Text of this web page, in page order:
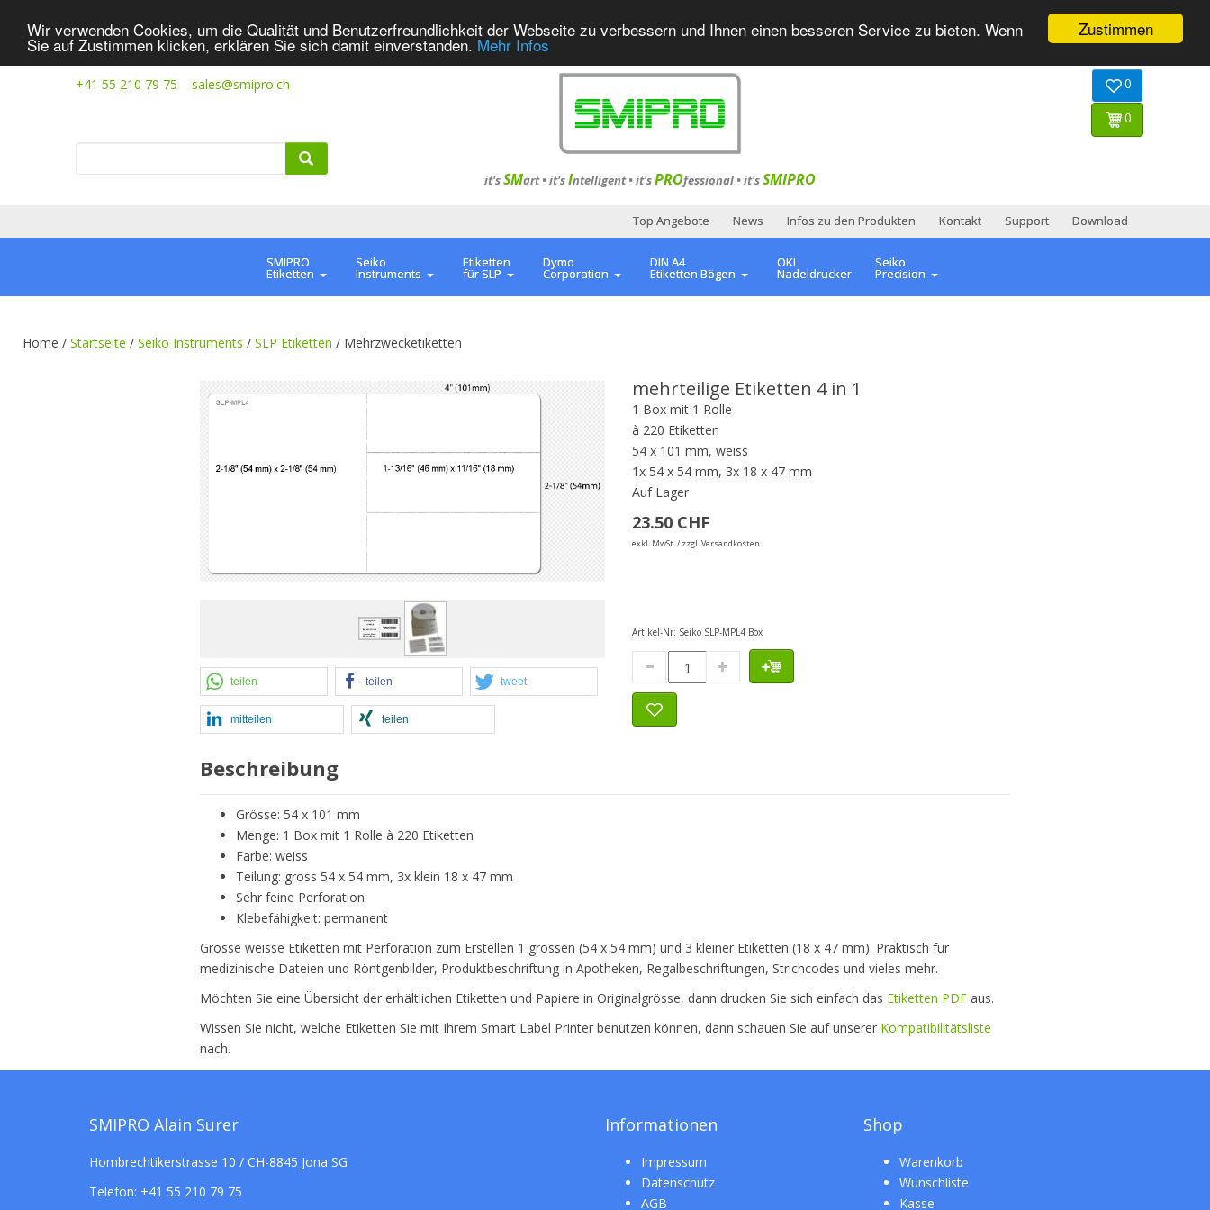
Zustimmen
Wir verwenden Cookies, um die Qualität und Benutzerfreundlichkeit der Webseite zu verbessern und Ihnen einen besseren Service zu bieten. Wenn
Sie auf Zustimmen klicken, erklären Sie sich damit einverstanden. Mehr Infos
+41 55 210 79 75 sales@smipro.ch
it'sSMart •it'sIntelligent•it'sPROfessional•it'sSMIPRO
0
0
Top Angebote News Infos zu den Produkten Kontakt Support Download
SMIPRO
Etiketten
Seiko
Instruments
Etiketten
für SLP
Dymo
Corporation
DIN A4
Etiketten Bögen
OKI
Nadeldrucker
Seiko
Precision
Home / Startseite / Seiko Instruments / SLP Etiketten / Mehrzwecketiketten
teilen teilen tweet
mitteilen teilen
mehrteilige Etiketten 4 in 1
1 Box mit 1 Rolle
à 220 Etiketten
54 x 101 mm, weiss
1x 54 x 54 mm, 3x 18 x 47 mm
Auf Lager
23.50 CHF
exkl. MwSt. / zzgl. Versandkosten
Artikel-Nr: Seiko SLP-MPL4 Box
Beschreibung
Grösse: 54 x 101 mm
Menge: 1 Box mit 1 Rolle à 220 Etiketten
Farbe: weiss
Teilung: gross 54 x 54 mm, 3x klein 18 x 47 mm
Sehr feine Perforation
Klebefähigkeit: permanent
Grosse weisse Etiketten mit Perforation zum Erstellen 1 grossen (54 x 54 mm) und 3 kleiner Etiketten (18 x 47 mm). Praktisch für
medizinische Dateien und Röntgenbilder, Produktbeschriftung in Apotheken, Regalbeschriftungen, Strichcodes und vieles mehr.
Möchten Sie eine Übersicht der erhältlichen Etiketten und Papiere in Originalgrösse, dann drucken Sie sich einfach das Etiketten PDF aus.
Wissen Sie nicht, welche Etiketten Sie mit Ihrem Smart Label Printer benutzen können, dann schauen Sie auf unserer Kompatibilitätsliste
nach.
SMIPRO Alain Surer
Hombrechtikerstrasse 10 / CH-8845 Jona SG
Telefon: +41 55 210 79 75
Informationen
Impressum
Datenschutz
AGB
Shop
Warenkorb
Wunschliste
Kasse